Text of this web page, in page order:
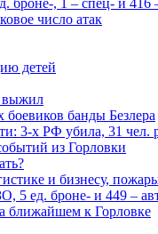
число атак
детей
выжил
банды Безлера
3-х РФ убила, 31 чел.
из Горловки
и бизнесу,
ед. броне- и 449 –
ближайшем к Горловке